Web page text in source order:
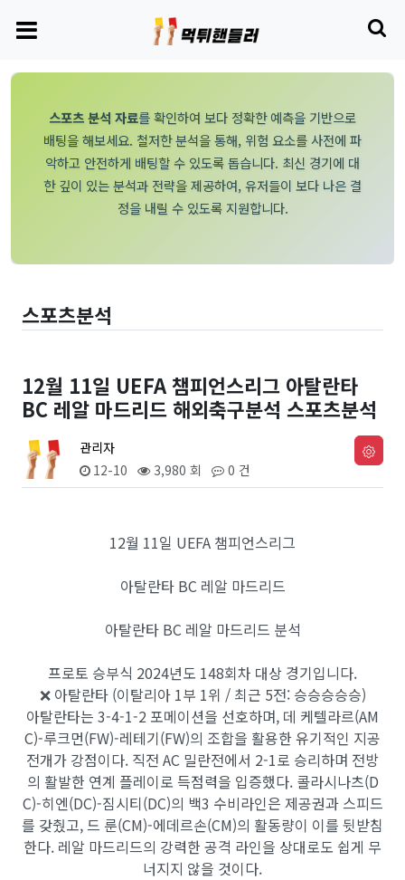
스포츠 분석 자료를 확인하여 보다 정확한 예측을 기반으로
배팅을 해보세요. 철저한 분석을 통해, 위험 요소를 사전에 파
악하고 안전하게 배팅할 수 있도록 돕습니다. 최신 경기에 대
한 깊이 있는 분석과 전략을 제공하여, 유저들이 보다 나은 결
정을 내릴 수 있도록 지원합니다.
스포츠분석
12월 11일 UEFA 챔피언스리그 아탈란타
BC 레알 마드리드 해외축구분석 스포츠분석
관리자
12-10
3,980 회 0 건
12월 11일 UEFA 챔피언스리그
아탈란타 BC 레알 마드리드
아탈란타 BC 레알 마드리드 분석
프로토 승부식 2024년도 148회차 대상 경기입니다.
❌ 아탈란타 (이탈리아 1부 1위 / 최근 5전: 승승승승승)
아탈란타는 3-4-1-2 포메이션을 선호하며, 데 케텔라르(AM
C)-루크먼(FW)-레테기(FW)의 조합을 활용한 유기적인 지공
전개가 강점이다. 직전 AC 밀란전에서 2-1로 승리하며 전방
의 활발한 연계 플레이로 득점력을 입증했다. 콜라시나츠(D
C)-히엔(DC)-짐시티(DC)의 백3 수비라인은 제공권과 스피드
를 갖췄고, 드 룬(CM)-에데르손(CM)의 활동량이 이를 뒷받침
한다. 레알 마드리드의 강력한 공격 라인을 상대로도 쉽게 무
너지지 않을 것이다.